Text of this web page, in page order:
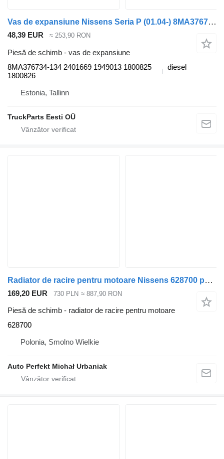
Vas de expansiune Nissens Seria P (01.04-) 8MA376734-134 pentru cap tractor Scania P,G,R,T-series (2004-2017)
48,39 EUR ≈ 253,90 RON
Piesă de schimb - vas de expansiune
8MA376734-134 2401669 1949013 1800825
1800826
diesel
Estonia, Tallinn
TruckParts Eesti OÜ
Radiator de racire pentru motoare Nissens 628700 pentru cap tractor MAN
169,20 EUR 730 PLN ≈ 887,90 RON
Piesă de schimb - radiator de racire pentru motoare
628700
Polonia, Smolno Wielkie
Auto Perfekt Michał Urbaniak